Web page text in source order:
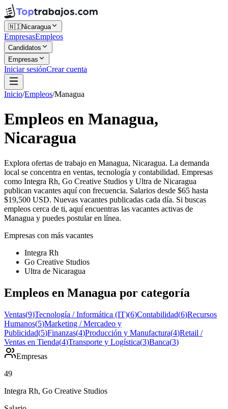
🇳🇮Nicaragua
EmpresasEmpleos
Candidatos
Empresas
Iniciar sesiónCrear cuenta
Inicio/Empleos/Managua
Empleos en Managua,
Nicaragua
Explora ofertas de trabajo en Managua, Nicaragua. La demanda
local se concentra en ventas, tecnología y contabilidad. Empresas
como Integra Rh, Go Creative Studios y Ultra de Nicaragua
publican vacantes aquí con frecuencia. Salarios desde $65 hasta
$19,500 USD. Nuevas vacantes publicadas cada día. Si buscas
empleos cerca de ti, aquí encuentras las vacantes activas de
Managua y puedes postular en línea.
Empresas con más vacantes
Integra Rh
Go Creative Studios
Ultra de Nicaragua
Empleos en Managua por categoría
Ventas(9)Tecnología / Informática (IT)(6)Contabilidad(6)Recursos
Humanos(5)Marketing / Mercadeo y
Publicidad(5)Finanzas(4)Producción y Manufactura(4)Retail /
Ventas en Tienda(4)Transporte y Logística(3)Banca(3)
Empresas
49
Integra Rh, Go Creative Studios